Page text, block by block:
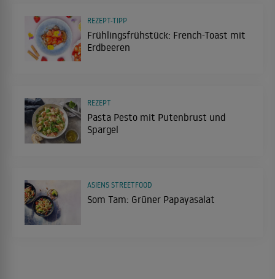
Frühlingsfrühstück: French-Toast mit
Erdbeeren
REZEPT-TIPP
Pasta Pesto mit Putenbrust und
Spargel
REZEPT
Som Tam: Grüner Papayasalat
ASIENS STREETFOOD